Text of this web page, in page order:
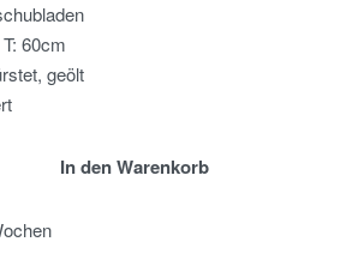
60cm
geölt
In den Warenkorb